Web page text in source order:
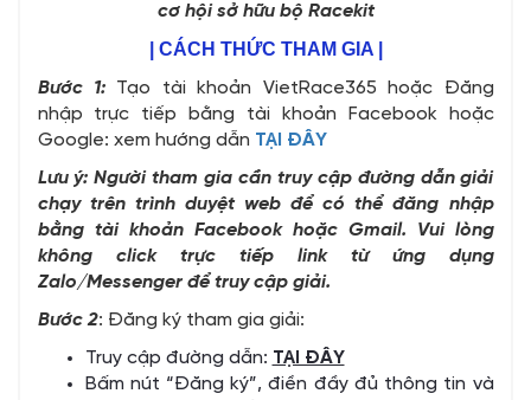
cơ hội sở hữu bộ Racekit
| CÁCH THỨC THAM GIA |
Bước 1: Tạo tài khoản VietRace365 hoặc Đăng
nhập trực tiếp bằng tài khoản Facebook hoặc
Google: xem hướng dẫn TẠI ĐÂY
Lưu ý: Người tham gia cần truy cập đường dẫn giải
chạy trên trình duyệt web để có thể đăng nhập
bằng tài khoản Facebook hoặc Gmail. Vui lòng
không click trực tiếp link từ ứng dụng
Zalo/Messenger để truy cập giải.
Bước 2: Đăng ký tham gia giải:
Truy cập đường dẫn: TẠI ĐÂY
Bấm nút “Đăng ký”, điền đầy đủ thông tin và